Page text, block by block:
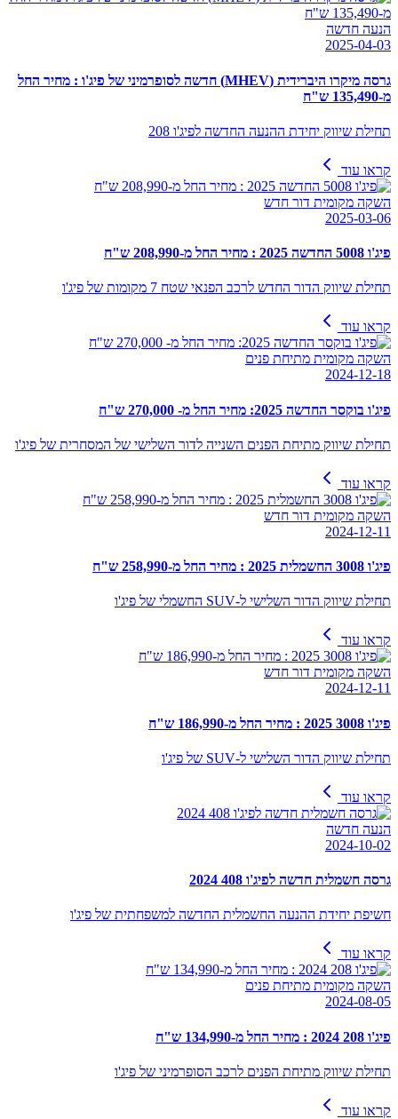
הנעה חדשה
2025-04-03
גרסה מיקרו היברידית (MHEV) חדשה לסופרמיני של פיג'ו : מחיר החל
מ-135,490 ש"ח
תחילת שיווק יחידת ההנעה החדשה לפיג'ו 208
קראו עוד
השקה מקומית דור חדש
2025-03-06
פיג'ו 5008 החדשה 2025 : מחיר החל מ-208,990 ש"ח
תחילת שיווק הדור החדש לרכב הפנאי שטח 7 מקומות של פיג'ו
קראו עוד
השקה מקומית מתיחת פנים
2024-12-18
פיג'ו בוקסר החדשה 2025: מחיר החל מ- 270,000 ש"ח
תחילת שיווק מתיחת הפנים השנייה לדור השלישי של המסחרית של פיג'ו
קראו עוד
השקה מקומית דור חדש
2024-12-11
פיג'ו 3008 החשמלית 2025 : מחיר החל מ-258,990 ש"ח
תחילת שיווק הדור השלישי ל-SUV החשמלי של פיג'ו
קראו עוד
השקה מקומית דור חדש
2024-12-11
פיג'ו 3008 2025 : מחיר החל מ-186,990 ש"ח
תחילת שיווק הדור השלישי ל-SUV של פיג'ו
קראו עוד
הנעה חדשה
2024-10-02
גרסה חשמלית חדשה לפיג'ו 408 2024
חשיפת יחידת ההנעה החשמלית החדשה למשפחתית של פיג'ו
קראו עוד
השקה מקומית מתיחת פנים
2024-08-05
פיג'ו 208 2024 : מחיר החל מ-134,990 ש"ח
תחילת שיווק מתיחת הפנים לרכב הסופרמיני של פיג'ו
קראו עוד